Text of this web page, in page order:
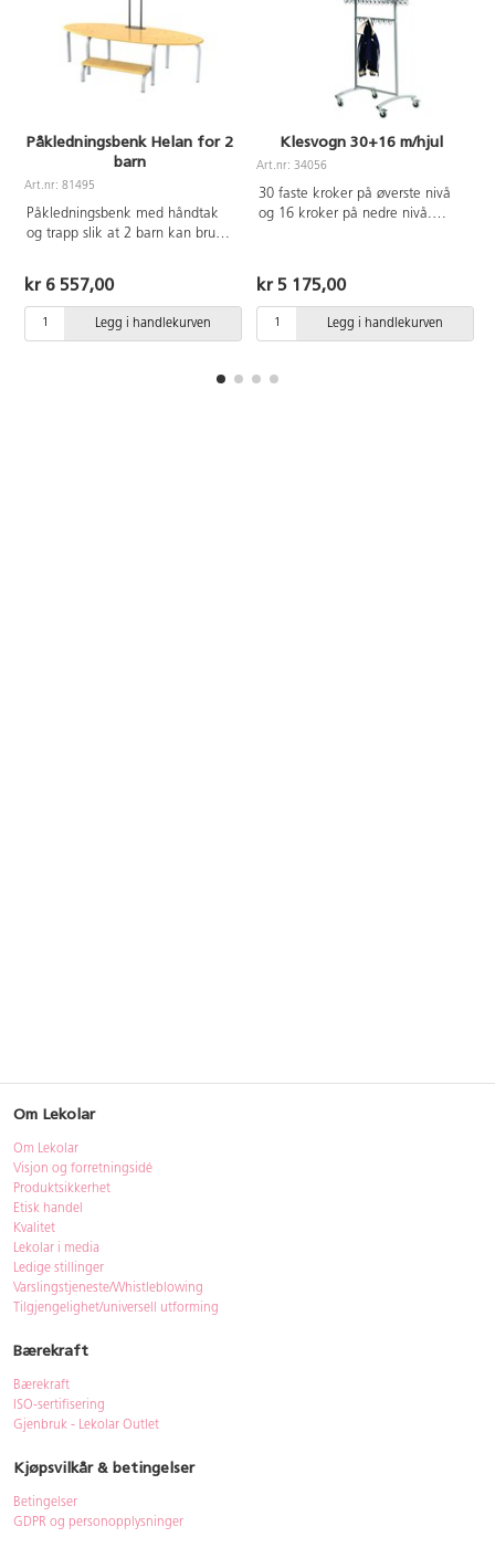
Påkledningsbenk Helan for 2
barn
Art.nr: 81495
Påkledningsbenk med håndtak
og trapp slik at 2 barn kan bruke
ben, noe som gjør den stødig og
stabil. Et sammenleggbart trinn
på den ene langsiden gjør det
enkelt for barna å komme seg
kr 6 557,00
Legg i handlekurven
Klesvogn 30+16 m/hjul
Art.nr: 34056
30 faste kroker på øverste nivå
og 16 kroker på nedre nivå.
kr 5 175,00
Legg i handlekurven
Om Lekolar
Om Lekolar
Visjon og forretningsidé
Produktsikkerhet
Etisk handel
Kvalitet
Lekolar i media
Ledige stillinger
Varslingstjeneste/Whistleblowing
Tilgjengelighet/universell utforming
Bærekraft
Bærekraft
ISO-sertifisering
Gjenbruk - Lekolar Outlet
Kjøpsvilkår & betingelser
Betingelser
GDPR og personopplysninger